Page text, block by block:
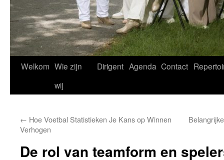
Welkom Wie zijn
wij
Dirigent Agenda Contact
← Hoe Voetbal Statistieken Je Kans op Winnen
Verhogen
De rol van teamform en